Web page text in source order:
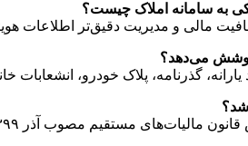
به سامانه املاک چیست؟
مالی و مدیریت دقیق‌تر اطلاعات
پوشش می‌دهد؟
یارانه، گذرنامه، پلاک خودرو،
شد؟